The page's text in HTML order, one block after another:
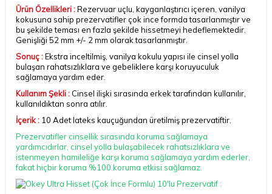
Ürün Özellikleri :Rezervuar uçlu, kayganlaştırıcı içeren, vanilya
kokusuna sahip prezervatifler çok ince formda tasarlanmıştır ve
bu şekilde teması en fazla şekilde hissetmeyi hedeflemektedir.
Genişliği 52 mm +/- 2 mm olarak tasarlanmıştır.
Sonuç :Ekstra inceltilmiş, vanilya kokulu yapısı ile cinsel yolla
bulaşan rahatsızlıklara ve gebeliklere karşı koruyuculuk
sağlamaya yardım eder.
Kullanım Şekli : Cinsel ilişki sırasında erkek tarafından kullanılır,
kullanıldıktan sonra atılır.
İçerik : 10 Adet lateks kauçuğundan üretilmiş prezervatiftir.
Prezervatiflercinsellik sırasında koruma sağlamaya
yardımcıdırlar, cinsel yolla bulaşabilecek rahatsızlıklara ve
istenmeyen hamileliğe karşı koruma sağlamaya yardım ederler,
fakat hiçbir koruma %100 koruma etkisi sağlamaz.